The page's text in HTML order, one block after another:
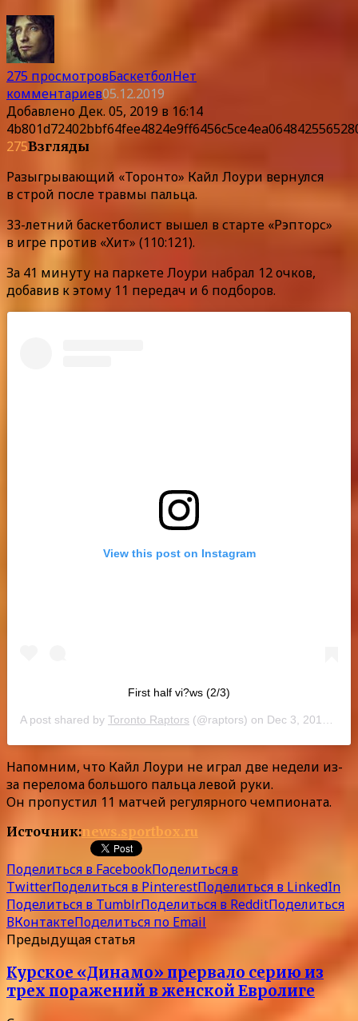
275 просмотровБаскетболНет
комментариев05.12.2019
ДобавленоДек. 05, 2019 в 16:14
275Взгляды
Разыгрывающий «Торонто» Кайл Лоури вернулся
в строй после травмы пальца.
33-летний баскетболист вышел в старте «Рэпторс»
в игре против «Хит» (110:121).
За 41 минуту на паркете Лоури набрал 12 очков,
добавив к этому 11 передач и 6 подборов.
View this post on Instagram
First half vi?ws (2/3)
A post shared by Toronto Raptors (@raptors) on Dec 3, 2019 at 5:59pm PST
Напомним, что Кайл Лоури не играл две недели из-
за перелома большого пальца левой руки.
Он пропустил 11 матчей регулярного чемпионата.
Источник:news.sportbox.ru
Поделиться в FacebookПоделиться в
TwitterПоделиться в PinterestПоделиться в LinkedIn
Поделиться в TumblrПоделиться в RedditПоделиться
ВКонтактеПоделиться по Email
Предыдущая статья
Курское «Динамо» прервало серию из
трех поражений в женской Евролиге